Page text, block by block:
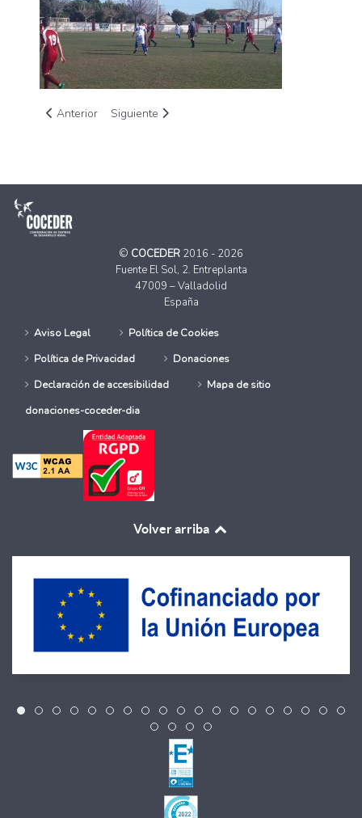
Artículo anterior: Un nuevo programa del CDR La Safor
Anterior Artículo siguiente: Los jóvenes del Programa
Siguiente
© COCEDER 2016 - 2026
Fuente El Sol, 2. Entreplanta
47009 – Valladolid
España
Aviso Legal
Política de Cookies
Política de Privacidad
Donaciones
Declaración de accesibilidad
Mapa de sitio
donaciones-coceder-dia
Volver arriba